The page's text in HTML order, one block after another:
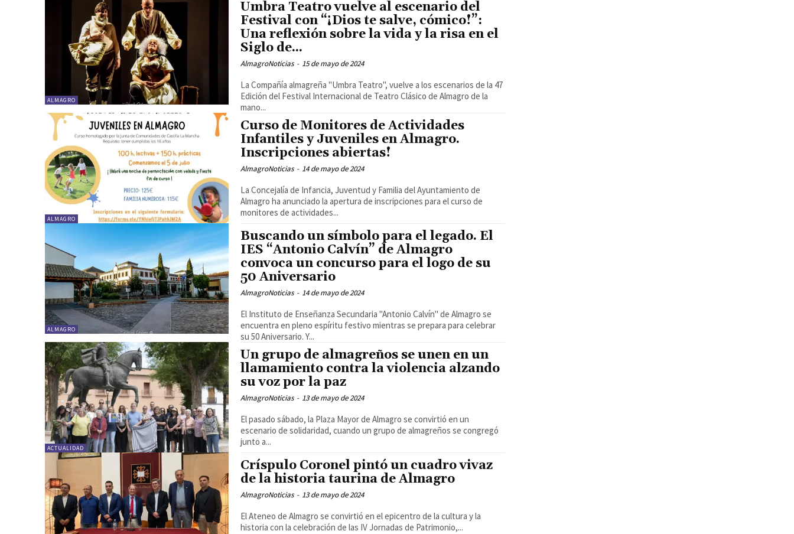
ALMAGRO
Umbra Teatro vuelve al escenario del
Festival con “¡Dios te salve, cómico!”:
Una reflexión sobre la vida y la risa en el
Siglo de...
AlmagroNoticias - 15 de mayo de 2024
La Compañía almagreña "Umbra Teatro", vuelve a los escenarios de la 47
Edición del Festival Internacional de Teatro Clásico de Almagro de la
mano...
ALMAGRO
Curso de Monitores de Actividades
Infantiles y Juveniles en Almagro.
Inscripciones abiertas!
AlmagroNoticias - 14 de mayo de 2024
La Concejalía de Infancia, Juventud y Familia del Ayuntamiento de
Almagro ha anunciado la apertura de inscripciones para el curso de
monitores de actividades...
ALMAGRO
Buscando un símbolo para el legado. El
IES “Antonio Calvín” de Almagro
convoca un concurso para el logo de su
50 Aniversario
AlmagroNoticias - 14 de mayo de 2024
El Instituto de Enseñanza Secundaria "Antonio Calvín" de Almagro se
encuentra en pleno espíritu festivo mientras se prepara para celebrar
su 50 Aniversario. Y...
ACTUALIDAD
Un grupo de almagreños se unen en un
llamamiento contra la violencia alzando
su voz por la paz
AlmagroNoticias - 13 de mayo de 2024
El pasado sábado, la Plaza Mayor de Almagro se convirtió en un
escenario de solidaridad, cuando un grupo de almagreños se congregó
junto a...
Críspulo Coronel pintó un cuadro vivaz
de la historia taurina de Almagro
AlmagroNoticias - 13 de mayo de 2024
El Ateneo de Almagro se convirtió en el epicentro de la cultura y la
historia con la celebración de las IV Jornadas de Patrimonio,...